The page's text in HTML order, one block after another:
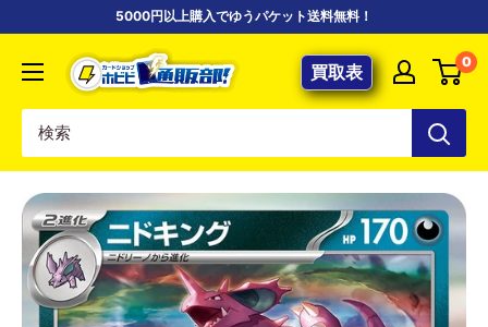
5000円以上購入でゆうパケット送料無料！
【ポ
ケ
専
門
店】
カ
ー
ド
シ
買取表 0